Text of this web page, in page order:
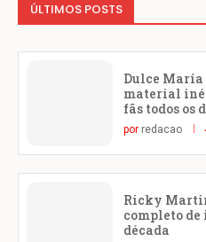
ÚLTIMOS POSTS
Dulce
material
fãs todos os
por redacao
Ricky
completo de
década